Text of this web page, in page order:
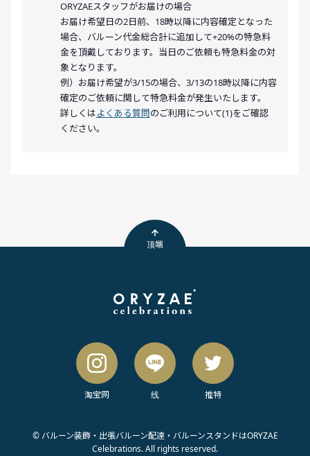
ORYZAEスタッフがお届けの場合
お届け希望日の2日前、18時以降に内容確定となった
場合、バルーン代金総合計に追加して+20%の特急料
金を頂戴しております。当日のご依頼も特急料金の対
象となります。
例）お届け希望が3/15の場合、3/13の18時以降に内容
確定のご依頼に関して特急料金が発生いたします。
詳しくはよくある質問のご利用について(1)をご確認
ください。
顶端
淘宝网 线 推特
© バルーン装飾・出張バルーン配達・バルーンスタンドはORYZAE
Celebrations. All rights reserved.